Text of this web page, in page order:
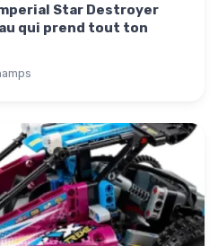
Star Destroyer
qui prend tout ton